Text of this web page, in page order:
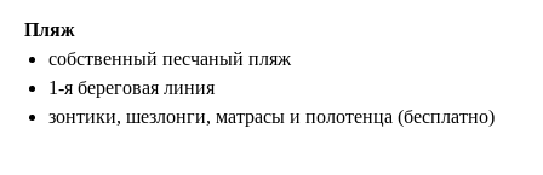
Пляж
собственный песчаный пляж
1-я береговая линия
зонтики, шезлонги, матрасы и полотенца (бесплатно)